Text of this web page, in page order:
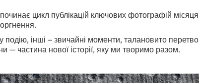
цикл публікацій ключових фотографій
подію, інші – звичайні моменти, талановито
частина нової історії, яку ми творимо разом.